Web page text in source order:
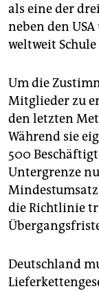
als eine der
neben den
weltweit Schule
Um die
Mitglieder zu
den letzten
Während sie
500
Untergrenze
die Richtlinie
Deutschland